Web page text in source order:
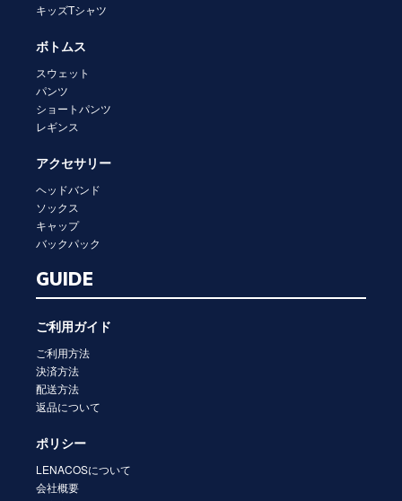
キッズTシャツ
ボトムス
スウェット
パンツ
ショートパンツ
レギンス
アクセサリー
ヘッドバンド
ソックス
キャップ
バックパック
GUIDE
ご利用ガイド
ご利用方法
決済方法
配送方法
返品について
ポリシー
LENACOSについて
会社概要